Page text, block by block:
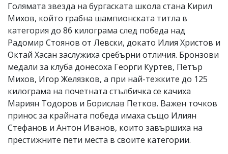
Голямата звезда на бургаската школа стана Кирил
Михов, който грабна шампионската титла в
категория до 86 килограма след победа над
Радомир Стоянов от Левски, докато Илия Христов и
Октай Хасан заслужиха сребърни отличия. Бронзови
медали за клуба донесоха Георги Куртев, Петър
Михов, Игор Желязков, а при най-тежките до 125
килограма на почетната стълбичка се качиха
Мариян Тодоров и Борислав Петков. Важен точков
принос за крайната победа имаха също Илиян
Стефанов и Антон Иванов, които завършиха на
престижните пети места в своите категории.